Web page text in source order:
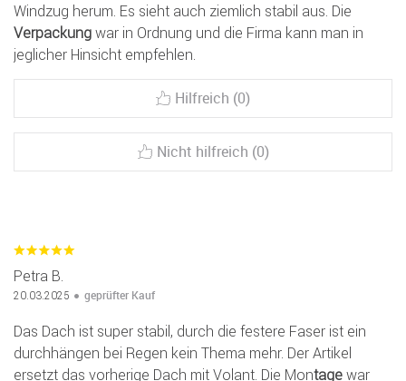
Windzug herum. Es sieht auch ziemlich stabil aus. Die
Verpackung war in Ordnung und die Firma kann man in
jeglicher Hinsicht empfehlen.
Hilfreich (0)
Nicht hilfreich (0)
Petra B.
20.03.2025 geprüfter Kauf
Das Dach ist super stabil, durch die festere Faser ist ein
durchhängen bei Regen kein Thema mehr. Der Artikel
ersetzt das vorherige Dach mit Volant. Die Montage war